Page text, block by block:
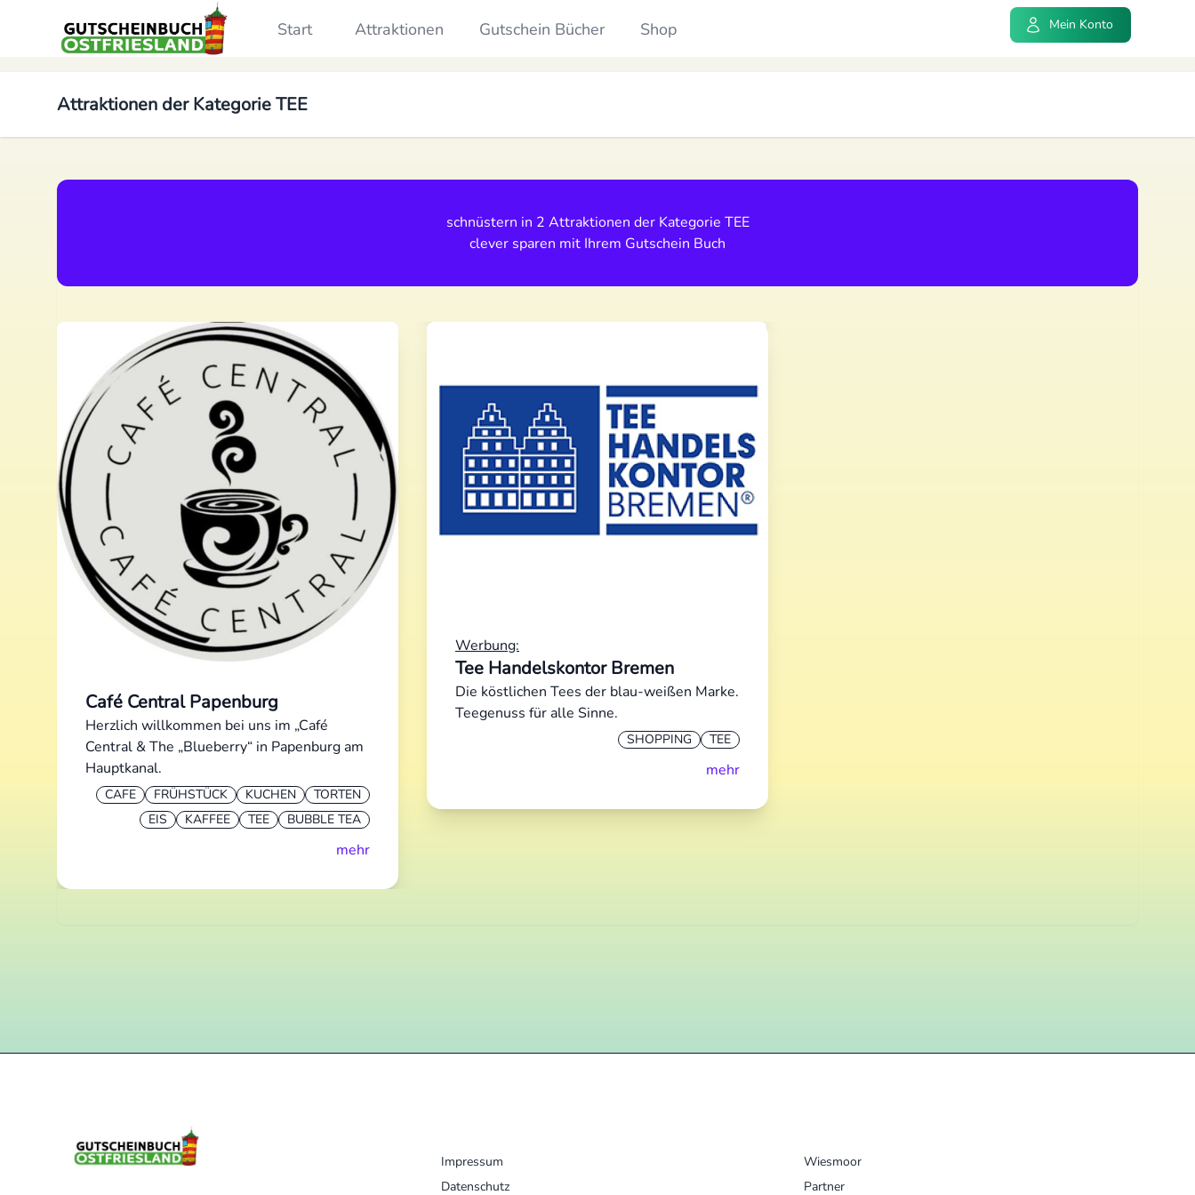
Start Attraktionen Gutschein Bücher Shop Mein Konto
Attraktionen der KategorieTEE
schnüstern in 2 Attraktionen der Kategorie TEE
clever sparen mit Ihrem Gutschein Buch
Café Central Papenburg
Herzlich willkommen bei uns im „Café
Central & The „Blueberry“ in Papenburg am
Hauptkanal.
CAFE FRÜHSTÜCK KUCHEN
TORTEN
EIS
KAFFEE TEE BUBBLE TEA
mehr
Werbung:
Tee Handelskontor Bremen
Die köstlichen Tees der blau-weißen Marke.
Teegenuss für alle Sinne.
SHOPPING TEE
mehr
Impressum
Datenschutz
Wiesmoor
Partner